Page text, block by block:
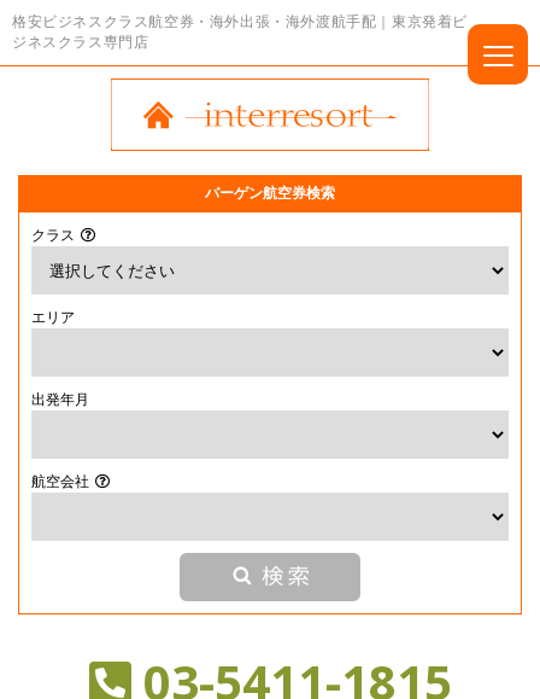
格安ビジネスクラス航空券・海外出張・海外渡航手配｜東京発着ビ
ジネスクラス専門店
バーゲン航空券検索
クラス
エリア
出発年月
航空会社
03-5411-1815